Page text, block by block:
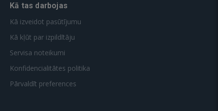
Kā tas darbojas
Kā izveidot pasūtījumu
Kā kļūt par izpildītāju
Servisa noteikumi
Konfidencialitātes politika
Pārvaldīt preferences